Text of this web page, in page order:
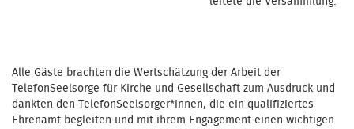
Alle Gäste brachten die Wertschätzung der Arbeit der
TelefonSeelsorge für Kirche und Gesellschaft zum Ausdruck und
dankten den TelefonSeelsorger*innen, die ein qualifiziertes
Ehrenamt begleiten und mit ihrem Engagement einen wichtigen